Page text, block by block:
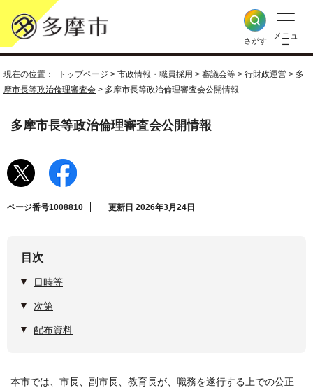
さがす
メニュ
ー
現在の位置： トップページ > 市政情報・職員採用 > 審議会等 > 行財政運営 > 多
摩市長等政治倫理審査会 > 多摩市長等政治倫理審査会公開情報
多摩市長等政治倫理審査会公開情報
ページ番号1008810 更新日 2026年3月24日
目次
日時等
次第
配布資料
本市では、市長、副市長、教育長が、職務を遂行する上での公正